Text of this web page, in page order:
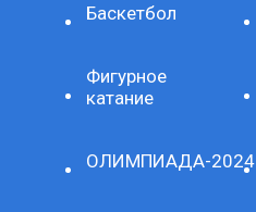
Баскетбол
Фигурное
катание
ОЛИМПИАДА-2024